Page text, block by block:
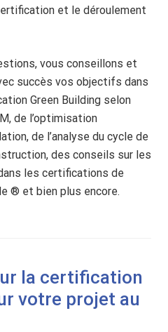
et le déroulement
vous conseillons et
succès vos objectifs dans
Green Building selon
de l’optimisation
de l’analyse du cycle de
des conseils sur les
les certifications de
® et bien plus encore.
la certification
votre projet au